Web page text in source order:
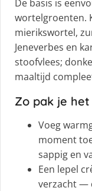
De basis is
wortelgroenten.
mierikswortel,
Jeneverbes en
stoofvlees;
maaltijd
Zo pak je
Voeg
moment
sappig en
Een lepel
verzacht —